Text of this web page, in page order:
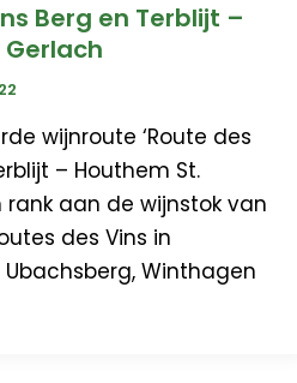
Berg en Terblijt –
wijnroute ‘Route des
– Houthem St.
rank aan de wijnstok van
des Vins in
Ubachsberg, Winthagen